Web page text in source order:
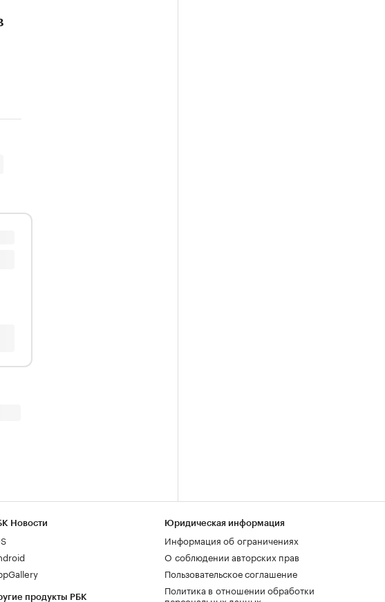
Новости
продукты РБК
Юридическая информация
Информация об ограничениях
О соблюдении авторских прав
Пользовательское соглашение
Политика в отношении обработки